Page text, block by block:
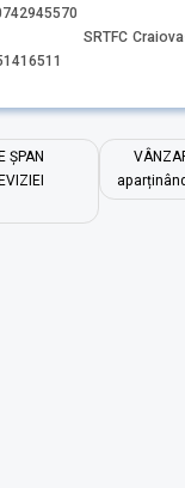
Craiova-Birou
ȘPAN